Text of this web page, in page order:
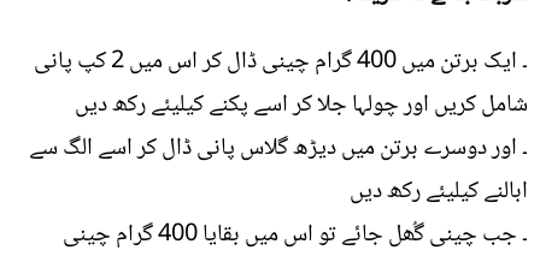
۔ ایک برتن میں 400 گرام چینی ڈال کر اس میں 2 کپ پانی
شامل کریں اور چولہا جلا کر اسے پکنے کیلیئے رکھ دیں
۔ اور دوسرے برتن میں دیڑھ گلاس پانی ڈال کر اسے الگ سے
ابالنے کیلیئے رکھ دیں
۔ جب چینی گُھل جائے تو اس میں بقایا 400 گرام چینی